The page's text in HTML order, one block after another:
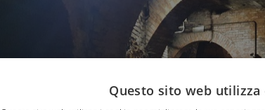
Questo sito web utilizza